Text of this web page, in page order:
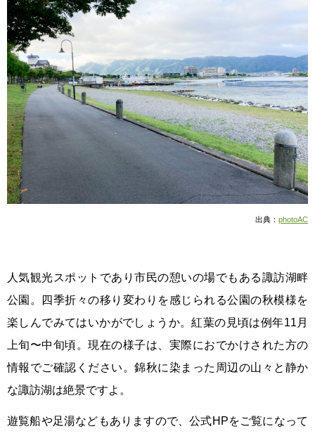
出典： photoAC
人気観光スポットであり市民の憩いの場でもある諏訪湖畔
公園。四季折々の移り変わりを感じられる公園の秋模様を
楽しんでみてはいかがでしょうか。紅葉の見頃は例年11月
上旬〜中旬頃。現在の様子は、実際におでかけされた方の
情報でご確認ください。錦秋に染まった周辺の山々と静か
な諏訪湖は絶景ですよ。
遊覧船や足湯などもありますので、公式HPをご覧になって